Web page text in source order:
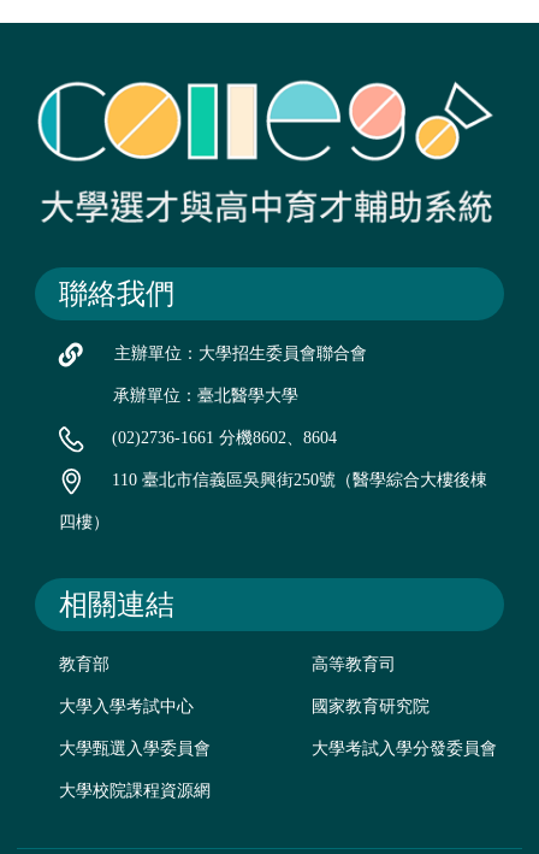
聯絡我們
主辦單位：大學招生委員會聯合會
承辦單位：臺北醫學大學
(02)2736-1661 分機8602、8604
110 臺北市信義區吳興街250號（醫學綜合大樓後棟
四樓）
相關連結
教育部 高等教育司
大學入學考試中心 國家教育研究院
大學甄選入學委員會 大學考試入學分發委員會
大學校院課程資源網